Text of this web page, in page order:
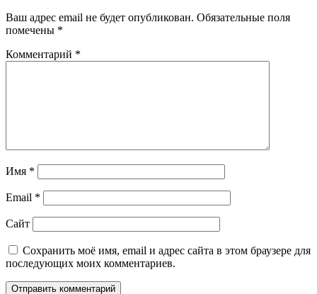
Ваш адрес email не будет опубликован. Обязательные поля
помечены *
Комментарий *
Имя *
Email *
Сайт
Сохранить моё имя, email и адрес сайта в этом браузере для
последующих моих комментариев.